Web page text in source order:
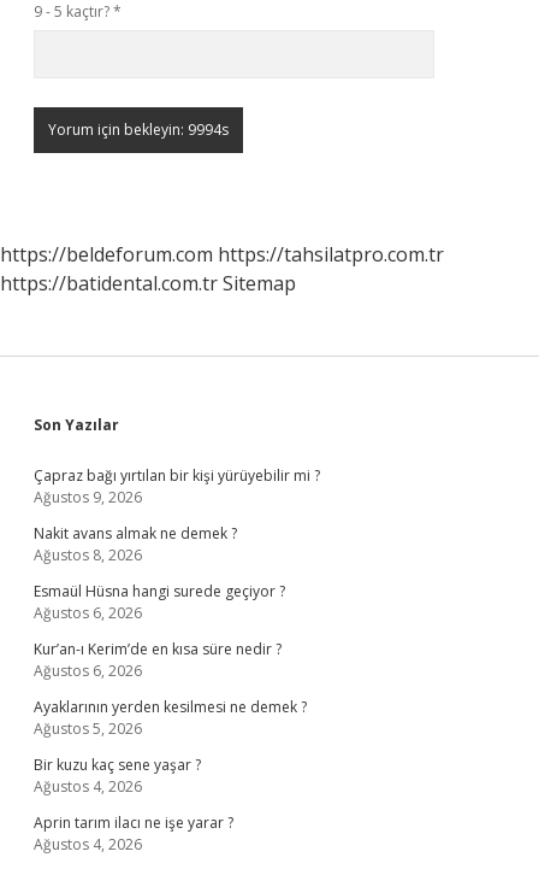
9 - 5 kaçtır?*
https://beldeforum.com https://tahsilatpro.com.tr
https://batidental.com.trSitemap
Sidebar
Son Yazılar
Çapraz bağı yırtılan bir kişi yürüyebilir mi ?
Ağustos 9, 2026
Nakit avans almak ne demek ?
Ağustos 8, 2026
Esmaül Hüsna hangi surede geçiyor ?
Ağustos 6, 2026
Kur’an-ı Kerim’de en kısa süre nedir ?
Ağustos 6, 2026
Ayaklarının yerden kesilmesi ne demek ?
Ağustos 5, 2026
Bir kuzu kaç sene yaşar ?
Ağustos 4, 2026
Aprin tarım ilacı ne işe yarar ?
Ağustos 4, 2026